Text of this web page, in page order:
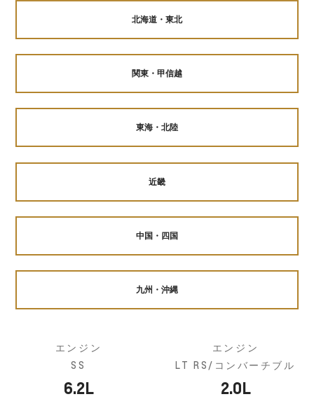
北海道・東北
関東・甲信越
東海・北陸
近畿
中国・四国
九州・沖縄
エンジン
SS
6.2L
エンジン
LT RS/コンバーチブル
2.0L